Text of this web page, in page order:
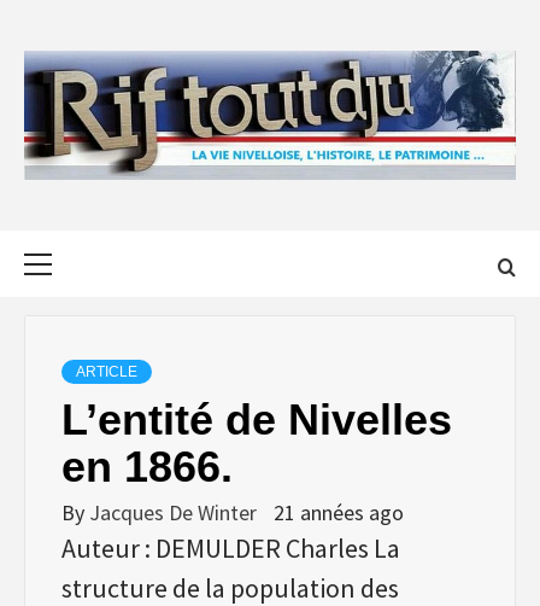
content
ARTICLE
L’entité de Nivelles
en 1866.
By Jacques De Winter 21 années ago
Auteur : DEMULDER Charles La
structure de la population des